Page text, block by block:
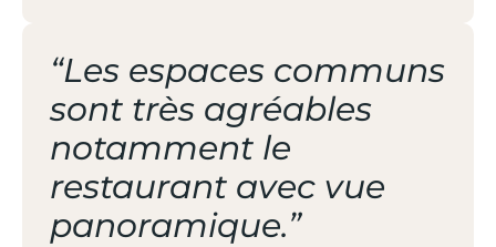
“Les espaces communs
sont très agréables
notamment le
restaurant avec vue
panoramique.”